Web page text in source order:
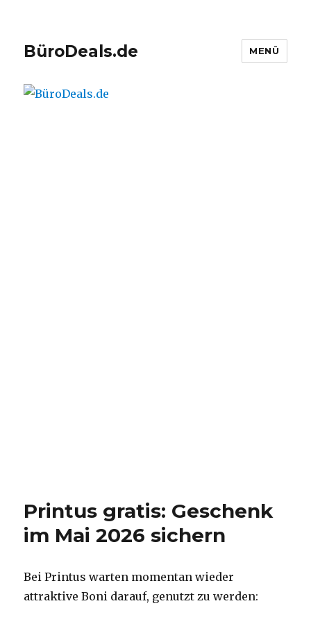
BüroDeals.de MENÜ
Printus gratis: Geschenk
im Mai 2026 sichern
Bei Printus warten momentan wieder
attraktive Boni darauf, genutzt zu werden: